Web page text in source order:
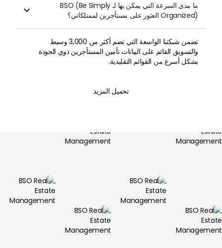
ما مدى السرعة التي يمكن بها لـ BSO (Be Simply
Organized) العثور على مستأجرين لممتلكاتي؟

تضمن شبكتنا الواسعة التي تضم أكثر من 3,000 وسيط
والتسويق القائم على البيانات تأمين المستأجرين ذوي الجودة
بشكل أسرع من القوائم التقليدية.
تحميل المزيد